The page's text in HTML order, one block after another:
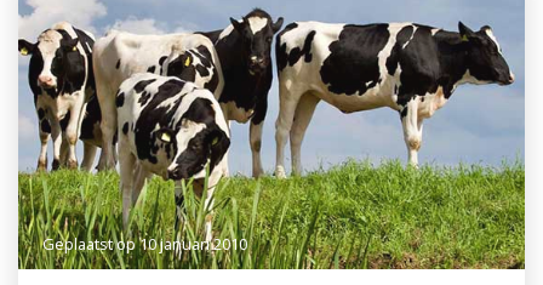
Geplaatst op10 januari 2010